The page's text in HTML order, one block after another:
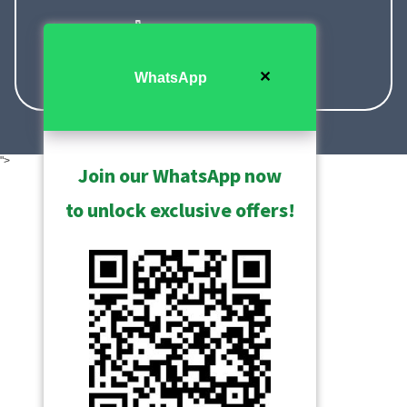
+886-2-2656-2588
+1-866-410-ACTi (2284)
">
✕
WhatsApp
Join our WhatsApp now
to unlock exclusive offers!